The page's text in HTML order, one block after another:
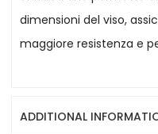
dimensioni del viso,
maggiore resistenza e
ADDITIONAL